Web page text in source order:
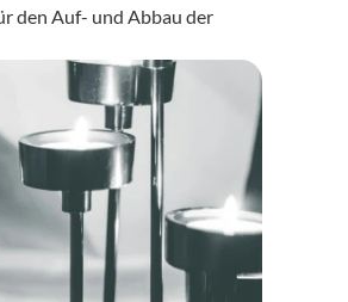
den Auf- und Abbau der